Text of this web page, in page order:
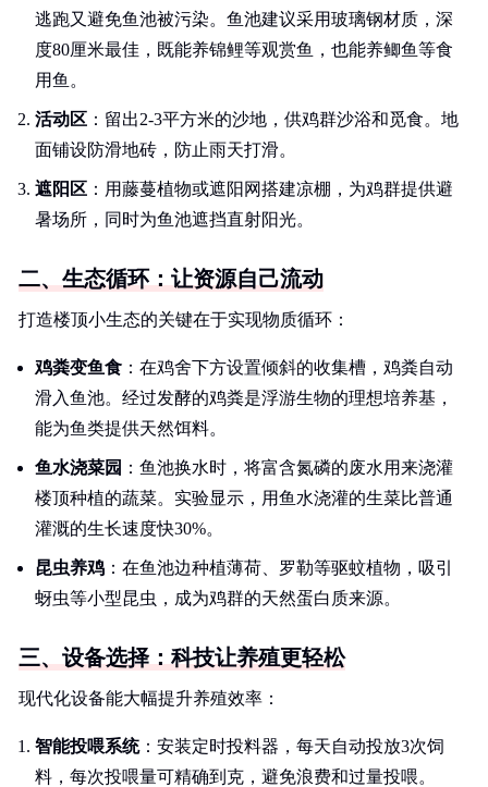
逃跑又避免鱼池被污染。鱼池建议采用玻璃钢材质，深
度80厘米最佳，既能养锦鲤等观赏鱼，也能养鲫鱼等食
用鱼。
活动区 ：留出2-3平方米的沙地，供鸡群沙浴和觅食。地
面铺设防滑地砖，防止雨天打滑。
遮阳区 ：用藤蔓植物或遮阳网搭建凉棚，为鸡群提供避
暑场所，同时为鱼池遮挡直射阳光。
二、生态循环：让资源自己流动
打造楼顶小生态的关键在于实现物质循环：
鸡粪变鱼食 ：在鸡舍下方设置倾斜的收集槽，鸡粪自动
滑入鱼池。经过发酵的鸡粪是浮游生物的理想培养基，
能为鱼类提供天然饵料。
鱼水浇菜园 ：鱼池换水时，将富含氮磷的废水用来浇灌
楼顶种植的蔬菜。实验显示，用鱼水浇灌的生菜比普通
灌溉的生长速度快30%。
昆虫养鸡 ：在鱼池边种植薄荷、罗勒等驱蚊植物，吸引
蚜虫等小型昆虫，成为鸡群的天然蛋白质来源。
三、设备选择：科技让养殖更轻松
现代化设备能大幅提升养殖效率：
智能投喂系统：安装定时投料器，每天自动投放3次饲
料，每次投喂量可精确到克，避免浪费和过量投喂。